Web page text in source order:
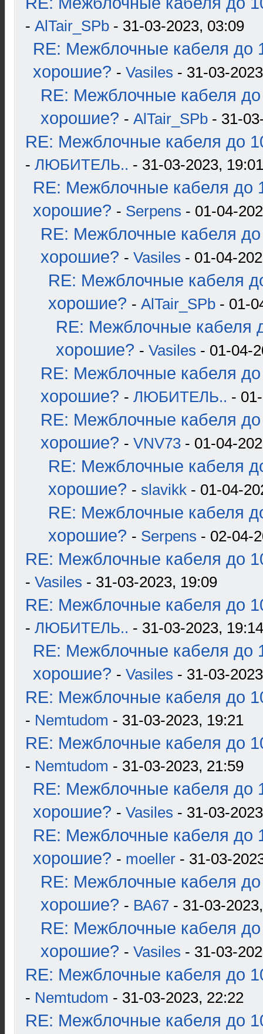
- AlTair_SPb - 31-03-2023, 03:09
RE: Межблочные кабеля до
хорошие? - Vasiles - 31-03-
RE: Межблочные кабеля до
хорошие? - AlTair_SPb - 31-
RE: Межблочные кабеля до
- ЛЮБИТЕЛЬ.. - 31-03-2023, 19:01
RE: Межблочные кабеля до
хорошие? - Serpens - 01-04-
RE: Межблочные кабеля до
хорошие? - Vasiles - 01-04-
RE: Межблочные кабеля
хорошие? - AlTair_SPb - 01-
RE: Межблочные кабеля
хорошие? - Vasiles - 01-04-
RE: Межблочные кабеля до
хорошие? - ЛЮБИТЕЛЬ.. -
RE: Межблочные кабеля до
хорошие? - VNV73 - 01-04-
RE: Межблочные кабеля
хорошие? - slavikk - 01-04-
RE: Межблочные кабеля
хорошие? - Serpens - 02-04-
RE: Межблочные кабеля до
- Vasiles - 31-03-2023, 19:09
RE: Межблочные кабеля до
- ЛЮБИТЕЛЬ.. - 31-03-2023, 19:14
RE: Межблочные кабеля до
хорошие? - Vasiles - 31-03-
RE: Межблочные кабеля до
- Nemtudom - 31-03-2023, 19:21
RE: Межблочные кабеля до
- Nemtudom - 31-03-2023, 21:59
RE: Межблочные кабеля до
хорошие? - Vasiles - 31-03-
RE: Межблочные кабеля до
хорошие? - moeller - 31-03-
RE: Межблочные кабеля до
хорошие? - ВА67 - 31-03-
RE: Межблочные кабеля до
хорошие? - Vasiles - 31-03-
RE: Межблочные кабеля до
- Nemtudom - 31-03-2023, 22:22
RE: Межблочные кабеля до